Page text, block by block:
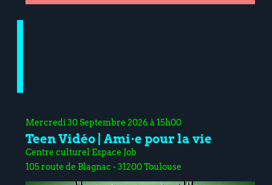
Mercredi 30 Septembre 2026 à 15h00
Teen Vidéo | Ami·e pour la vie
Centre culturel Espace Job
105 route de Blagnac - 31200 Toulouse